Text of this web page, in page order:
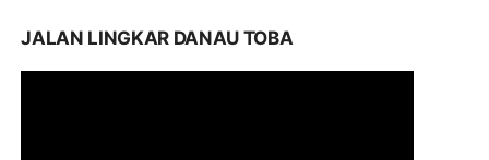
JALAN LINGKAR DANAU TOBA